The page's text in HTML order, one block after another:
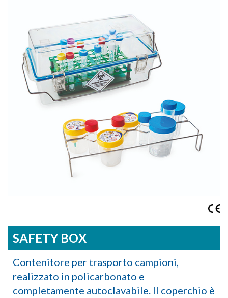
SAFETY BOX
Contenitore per trasporto campioni,
realizzato in policarbonato e
completamente autoclavabile. Il coperchio è